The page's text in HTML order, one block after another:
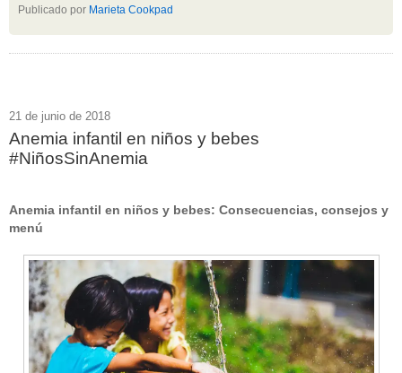
Sin categoría(438)
vitaminas(10)
RSS - Entradas
ADMINISTRAR
Publicado por Marieta Cookpad
21 de junio de 2018
Anemia infantil en niños y bebes
#NiñosSinAnemia
Anemia infantil en niños y bebes: Consecuencias, consejos y
menú